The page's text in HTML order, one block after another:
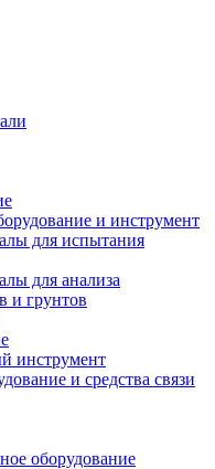
и инструмент
для испытания
для анализа
и грунтов
инструмент
и средства связи
оборудование